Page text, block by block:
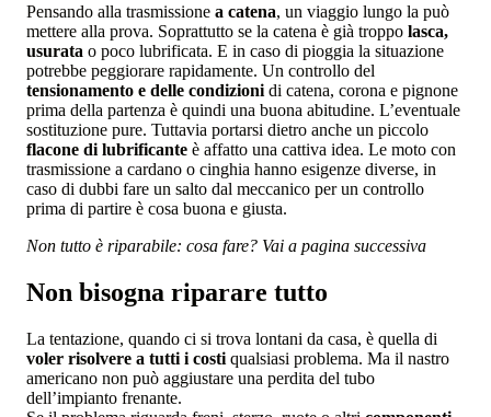
Pensando alla trasmissione a catena, un viaggio lungo la può
mettere alla prova. Soprattutto se la catena è già troppo lasca,
usurata o poco lubrificata. E in caso di pioggia la situazione
potrebbe peggiorare rapidamente. Un controllo del
tensionamento e delle condizioni di catena, corona e pignone
prima della partenza è quindi una buona abitudine. L’eventuale
sostituzione pure. Tuttavia portarsi dietro anche un piccolo
flacone di lubrificante è affatto una cattiva idea. Le moto con
trasmissione a cardano o cinghia hanno esigenze diverse, in
caso di dubbi fare un salto dal meccanico per un controllo
prima di partire è cosa buona e giusta.
Non tutto è riparabile: cosa fare? Vai a pagina successiva
Non bisogna riparare tutto
La tentazione, quando ci si trova lontani da casa, è quella di
voler risolvere a tutti i costi qualsiasi problema. Ma il nastro
americano non può aggiustare una perdita del tubo
dell’impianto frenante.